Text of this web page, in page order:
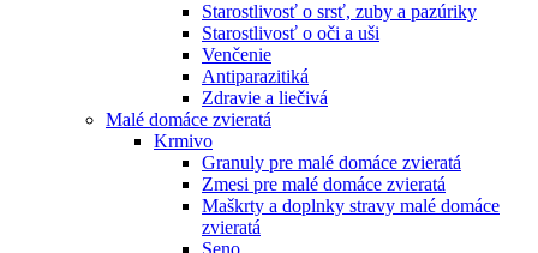
Starostlivosť o srsť, zuby a pazúriky
Starostlivosť o oči a uši
Venčenie
Antiparazitiká
Zdravie a liečivá
Malé domáce zvieratá
Krmivo
Granuly pre malé domáce zvieratá
Zmesi pre malé domáce zvieratá
Maškrty a doplnky stravy malé domáce
zvieratá
Seno